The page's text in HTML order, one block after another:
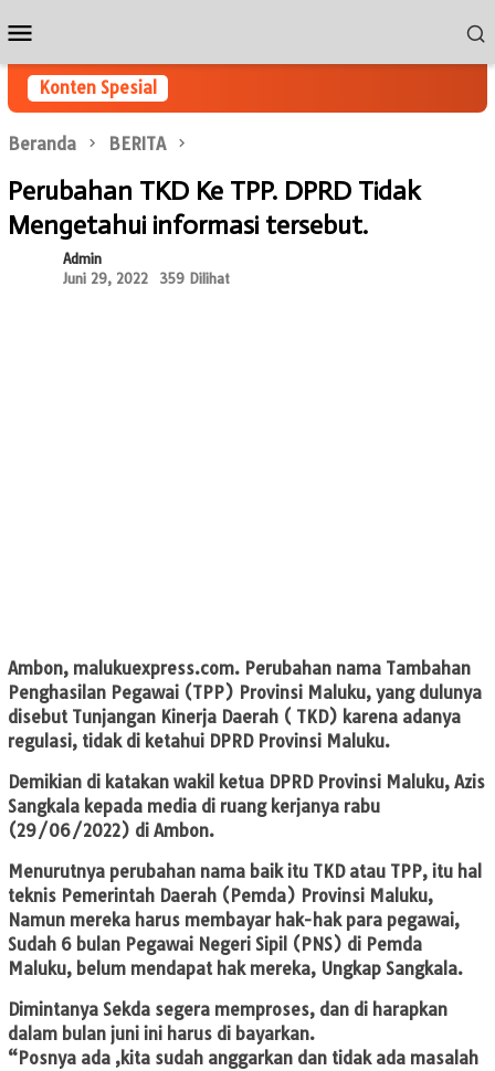
ke
kontenMobile
Konten Spesial
Beranda BERITA
Perubahan TKD Ke TPP. DPRD Tidak
Mengetahui informasi tersebut.
Admin
Juni 29, 2022
359 Dilihat
Ambon, malukuexpress.com. Perubahan nama Tambahan
Penghasilan Pegawai (TPP) Provinsi Maluku, yang dulunya
disebut Tunjangan Kinerja Daerah ( TKD) karena adanya
regulasi, tidak di ketahui DPRD Provinsi Maluku.
Demikian di katakan wakil ketua DPRD Provinsi Maluku, Azis
Sangkala kepada media di ruang kerjanya rabu
(29/06/2022) di Ambon.
Menurutnya perubahan nama baik itu TKD atau TPP, itu hal
teknis Pemerintah Daerah (Pemda) Provinsi Maluku,
Namun mereka harus membayar hak-hak para pegawai,
Sudah 6 bulan Pegawai Negeri Sipil (PNS) di Pemda
Maluku, belum mendapat hak mereka, Ungkap Sangkala.
Dimintanya Sekda segera memproses, dan di harapkan
dalam bulan juni ini harus di bayarkan.
“Posnya ada ,kita sudah anggarkan dan tidak ada masalah